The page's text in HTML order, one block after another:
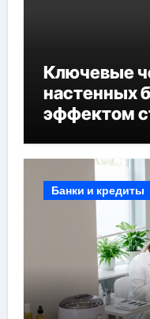
Ключевые
настенных
эффектом
Банки и кредиты